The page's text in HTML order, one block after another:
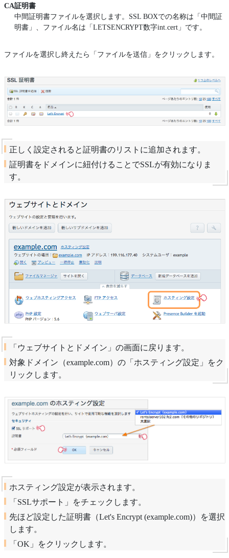
CA証明書
中間証明書ファイルを選択します。SSL BOXでの名称は「中間証
明書」、ファイル名は「LETSENCRYPT数字int.cert」です。
ファイルを選択し終えたら「ファイルを送信」をクリックします。
正しく設定されると証明書のリストに追加されます。
証明書をドメインに紐付けることでSSLが有効になりま
す。
「ウェブサイトとドメイン」の画面に戻ります。
対象ドメイン（example.com）の「ホスティング設定」をク
リックします。
ホスティング設定が表示されます。
「SSLサポート」をチェックします。
先ほど設定した証明書（Let's Encrypt (example.com)）を選択
します。
「OK」をクリックします。